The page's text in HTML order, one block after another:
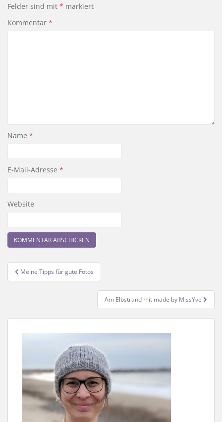
Felder sind mit * markiert
Kommentar *
Name *
E-Mail-Adresse *
Website
Beitragsnavigation
Meine Tipps für gute Fotos
Am Elbstrand mit made by MissYve